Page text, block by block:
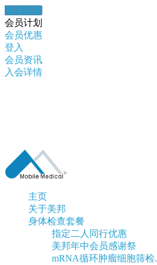
健康錦囊
会员计划
会员优惠
登入
会员资讯
入会详情
主页
关于美邦
身体检查套餐
指定二人同行优惠
美邦年中会员感谢祭
mRNA循环肿瘤细胞筛检.